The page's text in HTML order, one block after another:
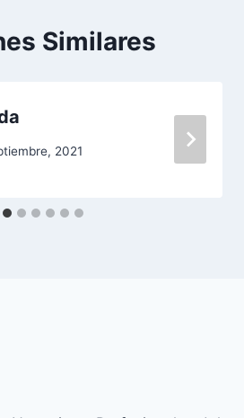
Similares
2021